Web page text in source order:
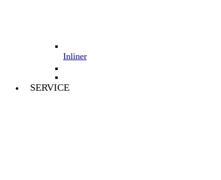
Inliner
SERVICE